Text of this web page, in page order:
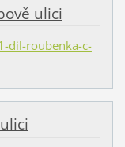
ulici
dil-roubenka-c-